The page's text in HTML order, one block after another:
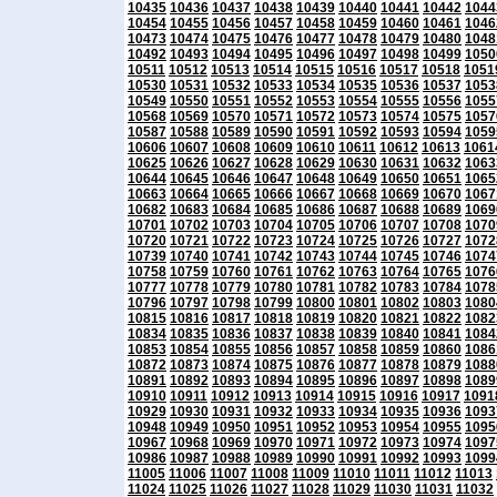
10435 10436 10437 10438 10439 10440 10441 10442
10454 10455 10456 10457 10458 10459 10460 10461
10473 10474 10475 10476 10477 10478 10479 10480
10492 10493 10494 10495 10496 10497 10498 10499
10511 10512 10513 10514 10515 10516 10517 10518
10530 10531 10532 10533 10534 10535 10536 10537
10549 10550 10551 10552 10553 10554 10555 10556
10568 10569 10570 10571 10572 10573 10574 10575
10587 10588 10589 10590 10591 10592 10593 10594
10606 10607 10608 10609 10610 10611 10612 10613
10625 10626 10627 10628 10629 10630 10631 10632
10644 10645 10646 10647 10648 10649 10650 10651
10663 10664 10665 10666 10667 10668 10669 10670
10682 10683 10684 10685 10686 10687 10688 10689
10701 10702 10703 10704 10705 10706 10707 10708
10720 10721 10722 10723 10724 10725 10726 10727
10739 10740 10741 10742 10743 10744 10745 10746
10758 10759 10760 10761 10762 10763 10764 10765
10777 10778 10779 10780 10781 10782 10783 10784
10796 10797 10798 10799 10800 10801 10802 10803
10815 10816 10817 10818 10819 10820 10821 10822
10834 10835 10836 10837 10838 10839 10840 10841
10853 10854 10855 10856 10857 10858 10859 10860
10872 10873 10874 10875 10876 10877 10878 10879
10891 10892 10893 10894 10895 10896 10897 10898
10910 10911 10912 10913 10914 10915 10916 10917
10929 10930 10931 10932 10933 10934 10935 10936
10948 10949 10950 10951 10952 10953 10954 10955
10967 10968 10969 10970 10971 10972 10973 10974
10986 10987 10988 10989 10990 10991 10992 10993
11005 11006 11007 11008 11009 11010 11011 11012 11013
11024 11025 11026 11027 11028 11029 11030 11031 11032